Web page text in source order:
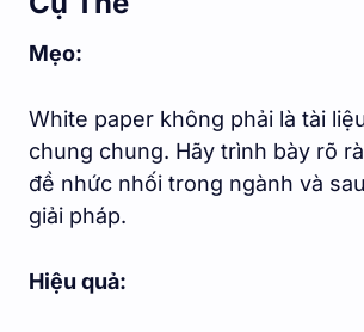
Mẹo:
White paper không phải là tài
chung chung. Hãy trình bày rõ
đề nhức nhối trong ngành và
giải pháp.
Hiệu quả: